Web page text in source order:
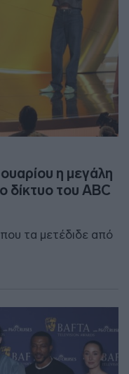
η μεγάλη
δίκτυο του ABC
τα μετέδιδε από